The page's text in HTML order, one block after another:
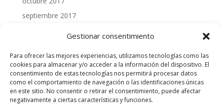
Gestionar consentimiento
Para ofrecer las mejores experiencias, utilizamos tecnologías como las
cookies para almacenar y/o acceder a la información del dispositivo. El
consentimiento de estas tecnologías nos permitirá procesar datos
como el comportamiento de navegación o las identificaciones únicas
en este sitio. No consentir o retirar el consentimiento, puede afectar
negativamente a ciertas características y funciones.
septiembre 2017
mayo 2017
abril 2017
marzo 2017